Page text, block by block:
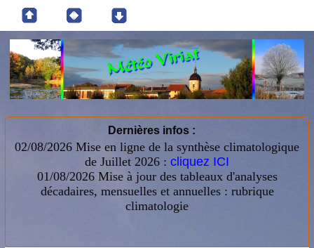
Dernières infos :
02/08/2026 Mise en ligne de la synthèse climatologique
de Juillet 2026 : cliquez ICI
01/08/2026 Mise à jour des tableaux d'analyses
décadaires, mensuelles et annuelles : rubrique
climatologie